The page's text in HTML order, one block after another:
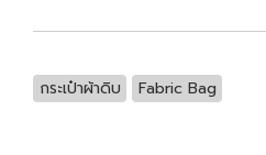
กระเป๋าผ้าดิบ Fabric Bag